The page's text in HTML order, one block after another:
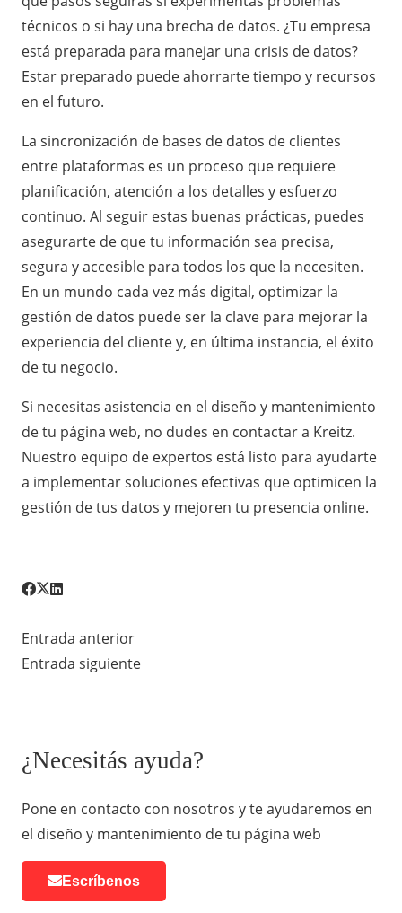
técnicos o si hay una brecha de datos. ¿Tu empresa
está preparada para manejar una crisis de datos?
Estar preparado puede ahorrarte tiempo y recursos
en el futuro.
La sincronización de bases de datos de clientes
entre plataformas es un proceso que requiere
planificación, atención a los detalles y esfuerzo
continuo. Al seguir estas buenas prácticas, puedes
asegurarte de que tu información sea precisa,
segura y accesible para todos los que la necesiten.
En un mundo cada vez más digital, optimizar la
gestión de datos puede ser la clave para mejorar la
experiencia del cliente y, en última instancia, el éxito
de tu negocio.
Si necesitas asistencia en el diseño y mantenimiento
de tu página web, no dudes en contactar a Kreitz.
Nuestro equipo de expertos está listo para ayudarte
a implementar soluciones efectivas que optimicen la
gestión de tus datos y mejoren tu presencia online.
Entrada anterior
Entrada siguiente
¿Necesitás ayuda?
Pone en contacto con nosotros y te ayudaremos en
el diseño y mantenimiento de tu página web
Escríbenos